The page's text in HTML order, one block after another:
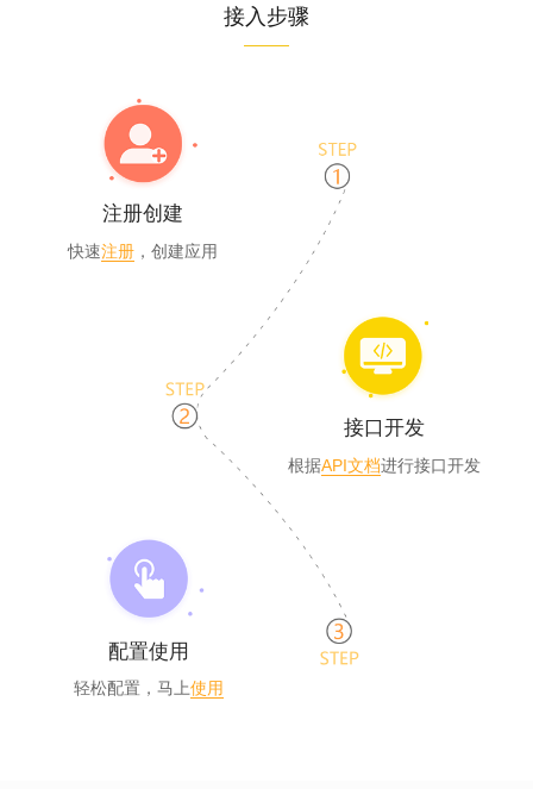
接入步骤
注册创建
快速注册，创建应用
接口开发
根据API文档进行接口开发
配置使用
轻松配置，马上使用